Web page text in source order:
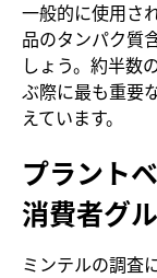
一般的に使用さ
品のタンパク質
しょう。約半数
ぶ際に最も重要
えています。
プラント
消費者グ
ミンテルの調査